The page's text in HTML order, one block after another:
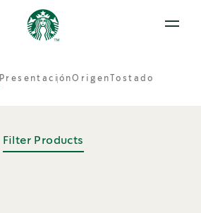
PresentaciónOrigen Tostado
Filter Products
Open